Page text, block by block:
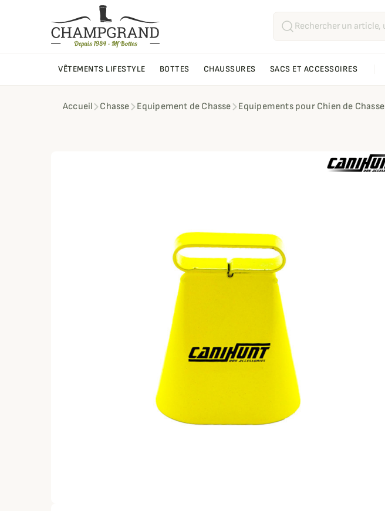
VÊTEMENTS LIFESTYLE BOTTES CHAUSSURES SACS ET ACCESSOIRES
Accueil Chasse Equipement de Chasse Equipements pour Chien de Chasse